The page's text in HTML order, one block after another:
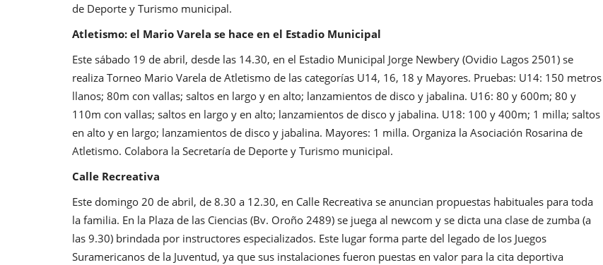
de Deporte y Turismo municipal.
Atletismo: el Mario Varela se hace en el Estadio Municipal
Este sábado 19 de abril, desde las 14.30, en el Estadio Municipal Jorge Newbery (Ovidio Lagos 2501) se
realiza Torneo Mario Varela de Atletismo de las categorías U14, 16, 18 y Mayores. Pruebas: U14: 150 metros
llanos; 80m con vallas; saltos en largo y en alto; lanzamientos de disco y jabalina. U16: 80 y 600m; 80 y
110m con vallas; saltos en largo y en alto; lanzamientos de disco y jabalina. U18: 100 y 400m; 1 milla; saltos
en alto y en largo; lanzamientos de disco y jabalina. Mayores: 1 milla. Organiza la Asociación Rosarina de
Atletismo. Colabora la Secretaría de Deporte y Turismo municipal.
Calle Recreativa
Este domingo 20 de abril, de 8.30 a 12.30, en Calle Recreativa se anuncian propuestas habituales para toda
la familia. En la Plaza de las Ciencias (Bv. Oroño 2489) se juega al newcom y se dicta una clase de zumba (a
las 9.30) brindada por instructores especializados. Este lugar forma parte del legado de los Juegos
Suramericanos de la Juventud, ya que sus instalaciones fueron puestas en valor para la cita deportiva